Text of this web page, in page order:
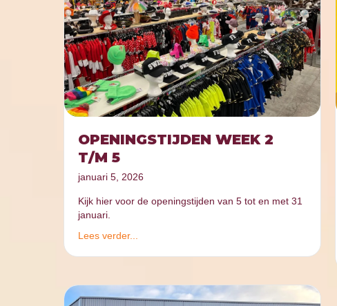
OPENINGSTIJDEN WEEK 2
T/M 5
januari 5, 2026
Kijk hier voor de openingstijden van 5 tot en met 31
januari.
Lees verder...